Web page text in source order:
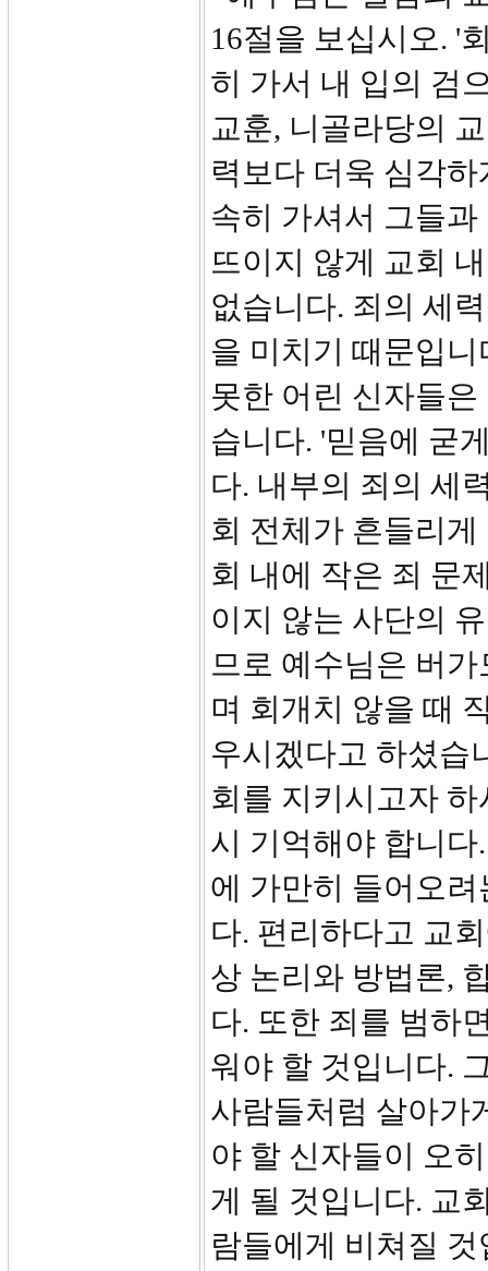
16절을 보십시오. '
히 가서 내 입의 검
교훈, 니골라당의
력보다 더욱 심각
속히 가셔서 그들
뜨이지 않게 교회
없습니다. 죄의 세
을 미치기 때문입
못한 어린 신자들
습니다. '믿음에 굳
다. 내부의 죄의 세
회 전체가 흔들리
회 내에 작은 죄 문
이지 않는 사단의
므로 예수님은 버
며 회개치 않을 때
우시겠다고 하셨습
회를 지키시고자
시 기억해야 합니
에 가만히 들어오
다. 편리하다고 교
상 논리와 방법론,
다. 또한 죄를 범하
워야 할 것입니다.
사람들처럼 살아가
야 할 신자들이 오
게 될 것입니다. 교
람들에게 비쳐질 것